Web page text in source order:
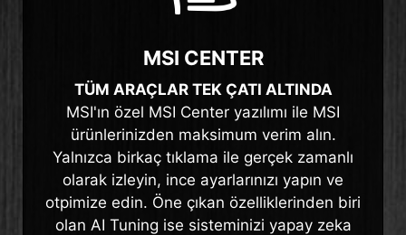
MSI CENTER
TÜM ARAÇLAR TEK ÇATI ALTINDA
MSI'ın özel MSI Center yazılımı ile MSI
ürünlerinizden maksimum verim alın.
Yalnızca birkaç tıklama ile gerçek zamanlı
olarak izleyin, ince ayarlarınızı yapın ve
otpimize edin. Öne çıkan özelliklerinden biri
olan AI Tuning ise sisteminizi yapay zeka